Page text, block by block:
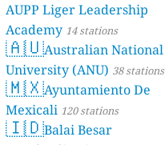
AUPP Liger Leadership
Academy 14 stations
🇦🇺Australian National
University (ANU) 38 stations
🇲🇽Ayuntamiento De
Mexicali 120 stations
🇮🇩Balai Besar